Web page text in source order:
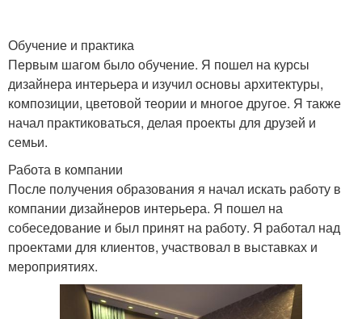
Обучение и практика
Первым шагом было обучение. Я пошел на курсы
дизайнера интерьера и изучил основы архитектуры,
композиции, цветовой теории и многое другое. Я также
начал практиковаться, делая проекты для друзей и
семьи.
Работа в компании
После получения образования я начал искать работу в
компании дизайнеров интерьера. Я пошел на
собеседование и был принят на работу. Я работал над
проектами для клиентов, участвовал в выставках и
мероприятиях.